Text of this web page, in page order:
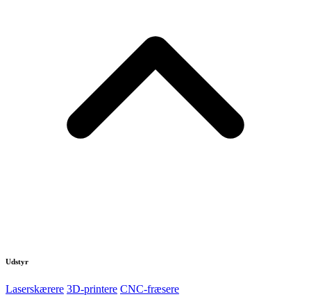
Udstyr
Laserskærere 3D-printere CNC-fræsere